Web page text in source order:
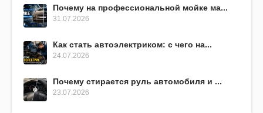
Почему на профессиональной мойке ма...
31.07.2026
Как стать автоэлектриком: с чего на...
24.07.2026
Почему стирается руль автомобиля и ...
23.07.2026